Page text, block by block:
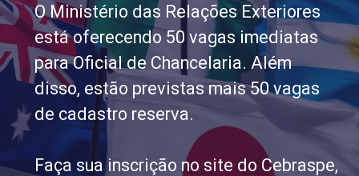
O Ministério das Relações Exteriores
está oferecendo 50 vagas imediatas
para Oficial de Chancelaria. Além
disso, estão previstas mais 50 vagas
de cadastro reserva.
Faça sua inscrição no site do Cebraspe,